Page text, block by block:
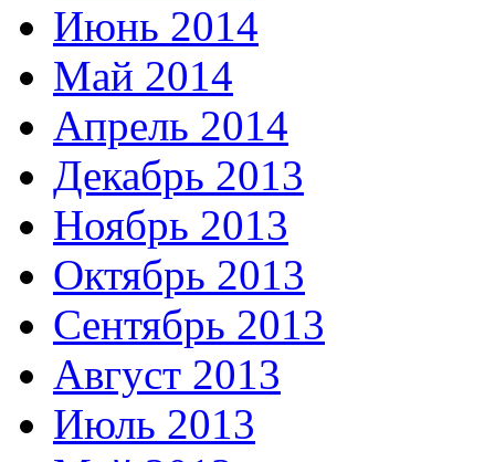
Июнь 2014
Май 2014
Апрель 2014
Декабрь 2013
Ноябрь 2013
Октябрь 2013
Сентябрь 2013
Август 2013
Июль 2013